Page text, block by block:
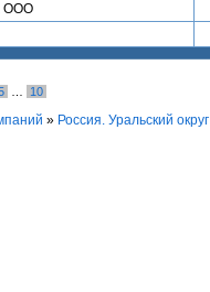
ООО
10
» Россия. Уральский округ